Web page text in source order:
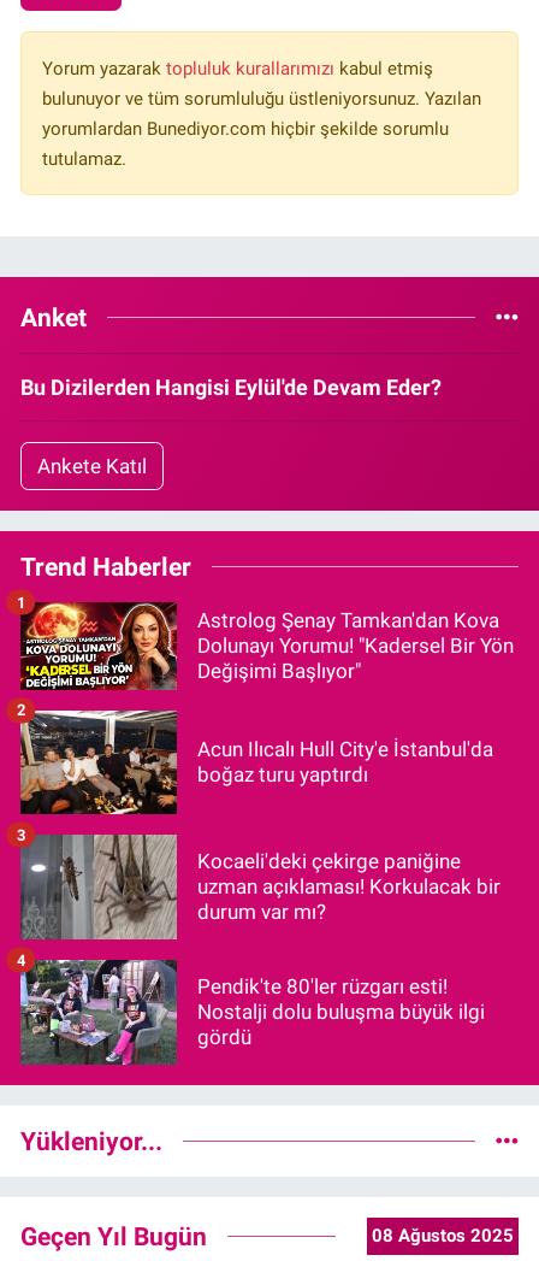
Yorum yazarak topluluk kurallarımızı kabul etmiş
bulunuyor ve tüm sorumluluğu üstleniyorsunuz. Yazılan
yorumlardan Bunediyor.com hiçbir şekilde sorumlu
tutulamaz.
Anket
Bu Dizilerden Hangisi Eylül'de Devam Eder?
Ankete Katıl
Trend Haberler
Astrolog Şenay Tamkan'dan Kova
Dolunayı Yorumu! "Kadersel Bir Yön
Değişimi Başlıyor"
1
Acun Ilıcalı Hull City'e İstanbul'da
boğaz turu yaptırdı
2
Kocaeli'deki çekirge paniğine
uzman açıklaması! Korkulacak bir
durum var mı?
3
Pendik'te 80'ler rüzgarı esti!
Nostalji dolu buluşma büyük ilgi
gördü
4
Yükleniyor...
Geçen Yıl Bugün 08 Ağustos 2025